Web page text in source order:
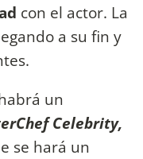
con el actor. La
a su fin y
un
Celebrity,
se hará un